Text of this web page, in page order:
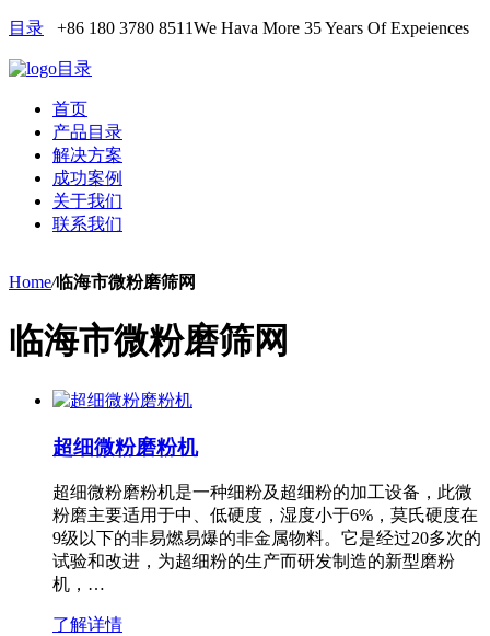
目录 +86 180 3780 8511We Hava More 35 Years Of Expeiences
目录
首页
产品目录
解决方案
成功案例
关于我们
联系我们
Home/临海市微粉磨筛网
临海市微粉磨筛网
超细微粉磨粉机
超细微粉磨粉机是一种细粉及超细粉的加工设备，此微
粉磨主要适用于中、低硬度，湿度小于6%，莫氏硬度在
9级以下的非易燃易爆的非金属物料。它是经过20多次的
试验和改进，为超细粉的生产而研发制造的新型磨粉
机，…
了解详情